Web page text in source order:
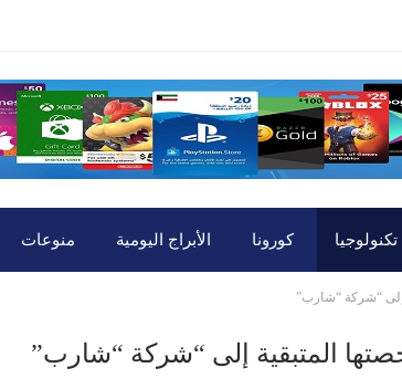
تكنولوجيا كورونا الأبراج اليومية منوعات
إلى “شركة “شارب”
المتبقية إلى “شركة “شارب”